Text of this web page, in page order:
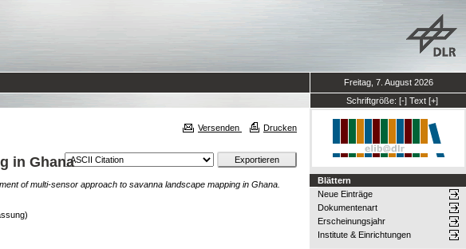
Freitag, 7. August 2026
Schriftgröße: [-] Text [+]
Versenden Drucken
in Ghana
of multi-sensor approach to savanna landscape mapping in Ghana.
Blättern
Neue Einträge
Dokumentenart
Erscheinungsjahr
Institute & Einrichtungen